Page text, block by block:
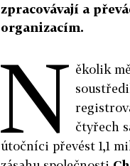
zpracovávají a
organizacím.
N ěkolik
čtyřech
útočníci převést 1,1